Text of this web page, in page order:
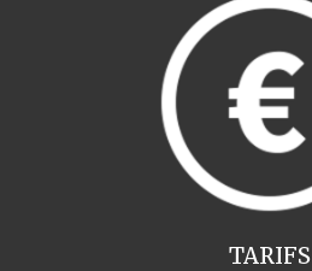
TARIFS